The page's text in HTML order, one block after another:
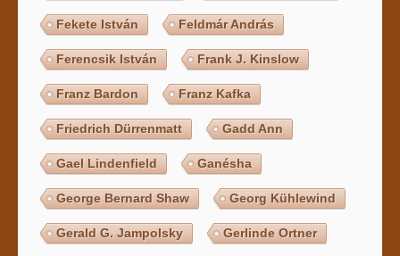
Fekete István Feldmár András
Ferencsik István Frank J. Kinslow
Franz Bardon Franz Kafka
Friedrich Dürrenmatt Gadd Ann
Gael Lindenfield Ganésha
George Bernard Shaw Georg Kühlewind
Gerald G. Jampolsky Gerlinde Ortner